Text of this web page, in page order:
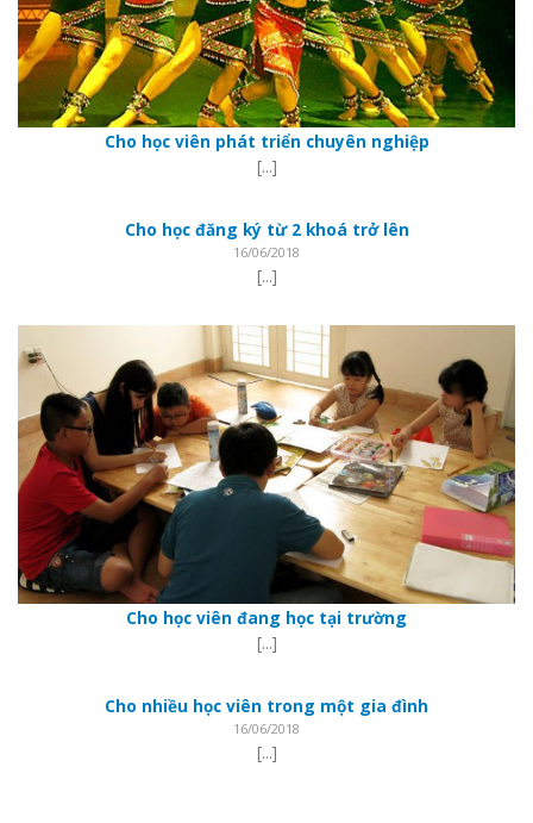
Cho học viên phát triển chuyên nghiệp
[...]
Cho học đăng ký từ 2 khoá trở lên
16/06/2018
[...]
Cho học viên đang học tại trường
[...]
Cho nhiều học viên trong một gia đình
16/06/2018
[...]